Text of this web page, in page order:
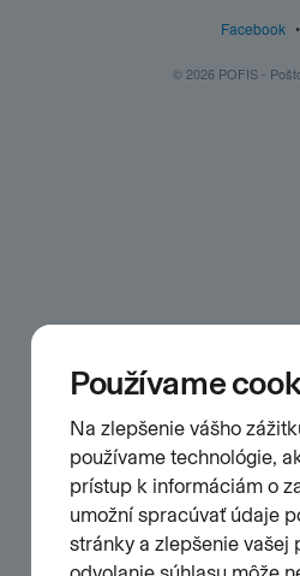
Facebook
© 2026 POFIS -